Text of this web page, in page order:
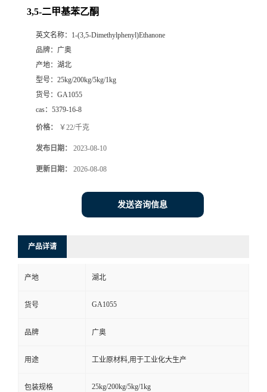
3,5-二甲基苯乙酮
英文名称： 1-(3,5-Dimethylphenyl)Ethanone
品牌： 广奥
产地： 湖北
型号： 25kg/200kg/5kg/1kg
货号： GA1055
cas： 5379-16-8
价格： ￥22/千克
发布日期： 2023-08-10
更新日期： 2026-08-08
发送咨询信息
产品详请
产地 湖北
货号 GA1055
品牌 广奥
用途 工业原材料,用于工业化大生产
包装规格 25kg/200kg/5kg/1kg